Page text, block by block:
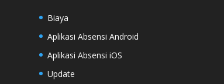
Biaya
Aplikasi Absensi Android
Aplikasi Absensi iOS
Update